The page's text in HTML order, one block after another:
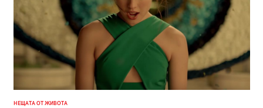
НЕЩАТА ОТ ЖИВОТА